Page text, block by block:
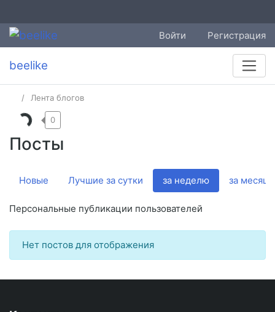
Войти Регистрация
beelike
Лента блогов
Посты
0
Новые Лучшие за сутки за неделю за месяц
Персональные публикации пользователей
Нет постов для отображения